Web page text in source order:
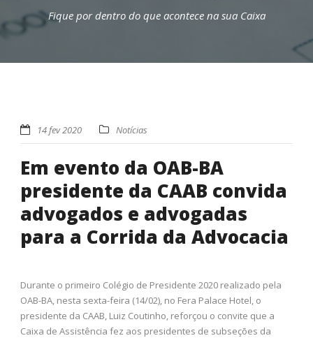
Fique por dentro do que acontece na sua Caixa
14 fev 2020 Notícias
Em evento da OAB-BA
presidente da CAAB convida
advogados e advogadas
para a Corrida da Advocacia
Durante o primeiro Colégio de Presidente 2020 realizado pela
OAB-BA, nesta sexta-feira (14/02), no Fera Palace Hotel, o
presidente da CAAB, Luiz Coutinho, reforçou o convite que a
Caixa de Assistência fez aos presidentes de subseções da